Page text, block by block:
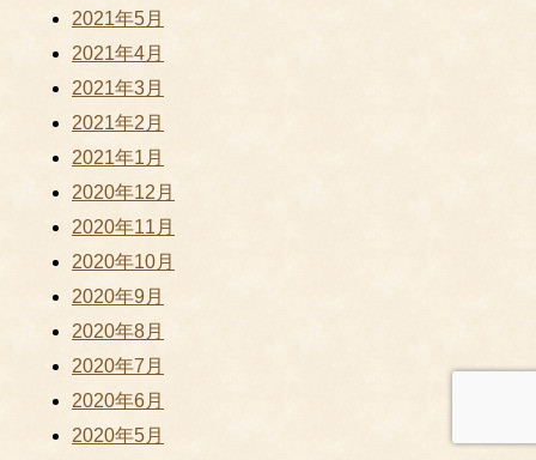
2021年5月
2021年4月
2021年3月
2021年2月
2021年1月
2020年12月
2020年11月
2020年10月
2020年9月
2020年8月
2020年7月
2020年6月
2020年5月